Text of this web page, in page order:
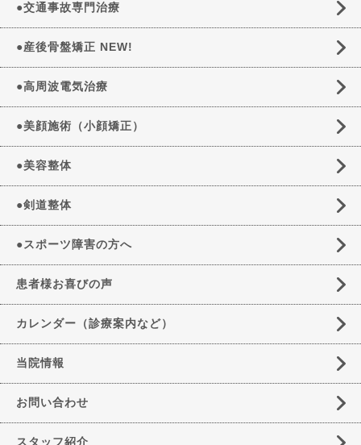
●交通事故専門治療
●産後骨盤矯正 NEW!
●高周波電気治療
●美顔施術（小顔矯正）
●美容整体
●剣道整体
●スポーツ障害の方へ
患者様お喜びの声
カレンダー（診療案内など）
当院情報
お問い合わせ
スタッフ紹介